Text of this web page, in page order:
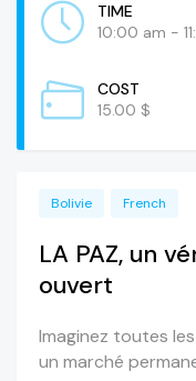
TIME
10:00 am -
COST
15.00 $
Bolivie French
LA PAZ, un
ouvert
Imaginez toutes
un marché